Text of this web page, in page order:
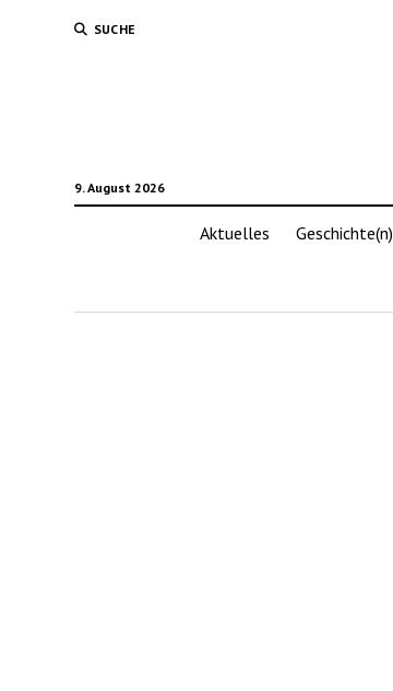
SUCHE
9. August 2026
Aktuelles Geschichte(n)